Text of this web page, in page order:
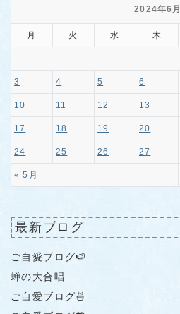
2024年6月
月 火 水 木
« 5月
3 4 5 6
10 11 12 13
17 18 19 20
24 25 26 27
最新ブログ
ご自愛ブログ🍉
蝉の大合唱
ご自愛ブログ🍜